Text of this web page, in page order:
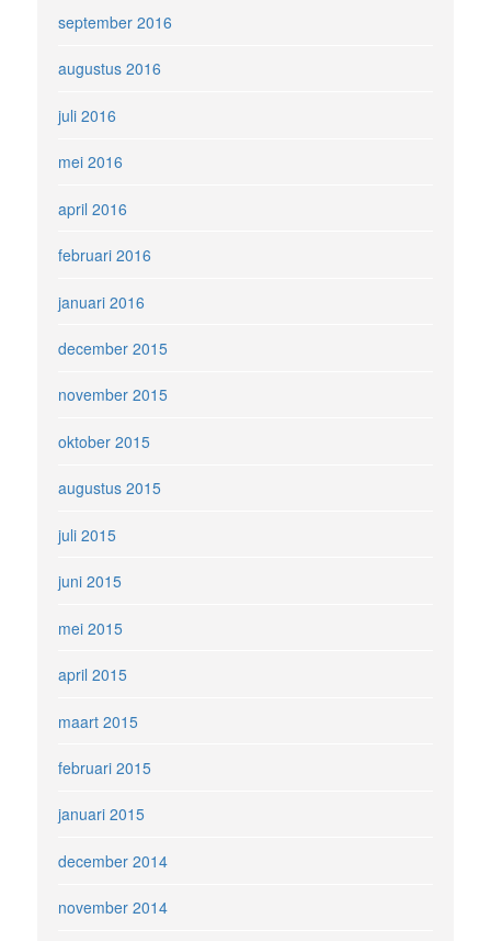
september 2016
augustus 2016
juli 2016
mei 2016
april 2016
februari 2016
januari 2016
december 2015
november 2015
oktober 2015
augustus 2015
juli 2015
juni 2015
mei 2015
april 2015
maart 2015
februari 2015
januari 2015
december 2014
november 2014